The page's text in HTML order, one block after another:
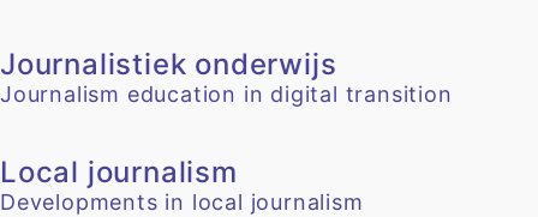
Journalistiek onderwijs
Journalism education in digital transition
Local journalism
Developments in local journalism